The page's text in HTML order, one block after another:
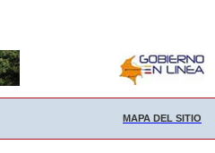
MAPA DEL SITIO